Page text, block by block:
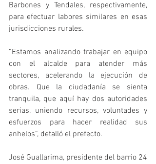
Barbones y Tendales, respectivamente,
para efectuar labores similares en esas
jurisdicciones rurales.
“Estamos analizando trabajar en equipo
con el alcalde para atender más
sectores, acelerando la ejecución de
obras. Que la ciudadanía se sienta
tranquila, que aquí hay dos autoridades
serias, uniendo recursos, voluntades y
esfuerzos para hacer realidad sus
anhelos”, detalló el prefecto.
José Guallarima, presidente del barrio 24